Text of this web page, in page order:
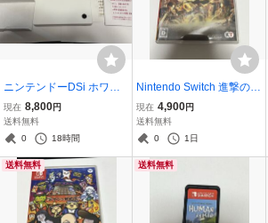
ニンテンドーDSi ホワイ
ト
現在 8,800円
送料無料
0
18時間
Nintendo Switch 進撃の巨
人2 -Final Battle- ファイ
ナルバトル
現在 4,900円
送料無料
0
1日
送料無料 送料無料